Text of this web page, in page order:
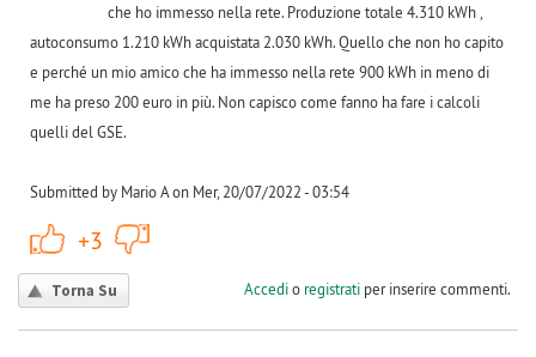
che ho immesso nella rete. Produzione totale 4.310 kWh ,
autoconsumo 1.210 kWh acquistata 2.030 kWh. Quello che non ho capito
e perché un mio amico che ha immesso nella rete 900 kWh in meno di
me ha preso 200 euro in più. Non capisco come fanno ha fare i calcoli
quelli del GSE.
Submitted by Mario A on Mer, 20/07/2022 - 03:54
+3
Torna Su Accedio registratiper inserire commenti.